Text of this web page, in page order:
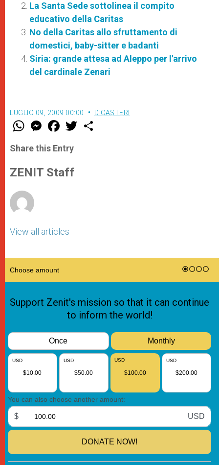
La Santa Sede sottolinea il compito
educativo della Caritas
No della Caritas allo sfruttamento di
domestici, baby-sitter e badanti
Siria: grande attesa ad Aleppo per l'arrivo
del cardinale Zenari
LUGLIO 09, 2009 00:00 DICASTERI
W
t
s
p
p
M
e
s
e
g
e
F
a
e
b
o
k
w
Share this Entry
ZENIT Staff
View all articles